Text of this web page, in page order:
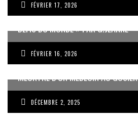
FÉVRIER 17, 2026
« UN GOSIER FIER, FORT ET
DÉFIS DU MONDE » PAR G.JEANNE
FÉVRIER 16, 2026
MEURTRE D’UN MÉDECIN AU GOSIER
DÉCEMBRE 2, 2025